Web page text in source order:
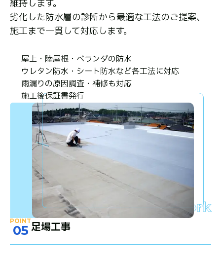
維持します。
劣化した防水層の診断から最適な工法のご提案、
施工まで一貫して対応します。
屋上・陸屋根・ベランダの防水
ウレタン防水・シート防水など各工法に対応
雨漏りの原因調査・補修も対応
施工後保証書発行
Waterproofing Work
POINT
05 足場工事